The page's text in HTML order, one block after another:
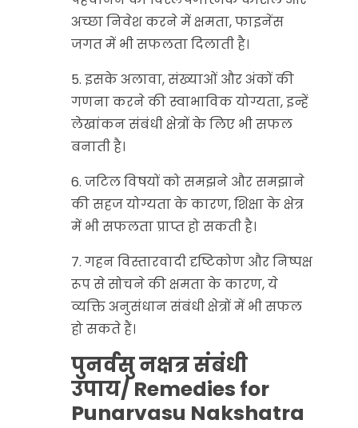
अच्छा निवेश करने में क्षमता, फाइनेंस
जगत में भी सफलता दिलाती है।
5. इसके अलावा, संख्याओं और अंकों की
गणना करने की स्वाभाविक योग्यता, इन्हें
लेखांकन संबंधी क्षेत्रों के लिए भी सफल
बनाती है।
6. जटिल विषयों को समझने और समझाने
की सहज योग्यता के कारण, शिक्षा के क्षेत्र
में भी सफलता प्राप्त हो सकती है।
7. गहन विस्तारवादी दृष्टिकोण और निष्पक्ष
रूप से सोचने की क्षमता के कारण, ये
व्यक्ति अनुसंधान संबंधी क्षेत्रों में भी सफल
हो सकते हैं।
पुनर्वसु नक्षत्र संबंधी
उपाय/ Remedies for
Punarvasu Nakshatra